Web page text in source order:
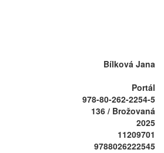
Bílková Jana
Portál
978-80-262-2254-5
136 / Brožovaná
2025
11209701
9788026222545